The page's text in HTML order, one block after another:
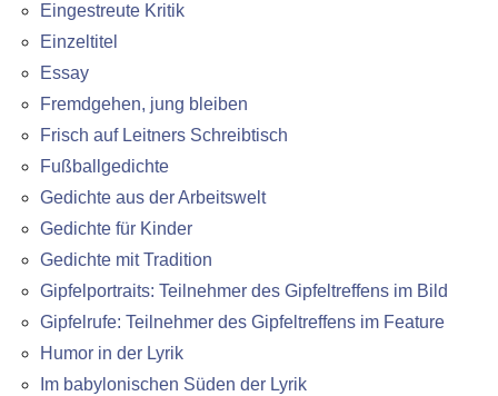
Eingestreute Kritik
Einzeltitel
Essay
Fremdgehen, jung bleiben
Frisch auf Leitners Schreibtisch
Fußballgedichte
Gedichte aus der Arbeitswelt
Gedichte für Kinder
Gedichte mit Tradition
Gipfelportraits: Teilnehmer des Gipfeltreffens im Bild
Gipfelrufe: Teilnehmer des Gipfeltreffens im Feature
Humor in der Lyrik
Im babylonischen Süden der Lyrik